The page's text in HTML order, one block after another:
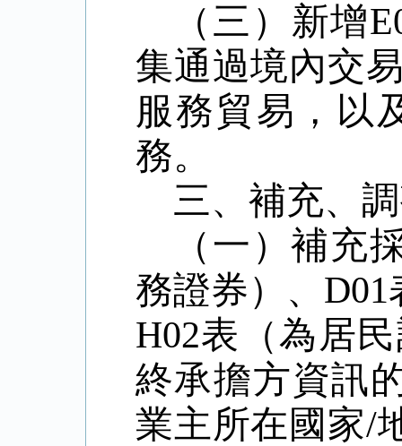
（三）新增
集通過境內交
服務貿易，以
務。
三、補充、
（一）補充
務證券）、 D01
H02表（為居
終承擔方資訊
業主所在國家/